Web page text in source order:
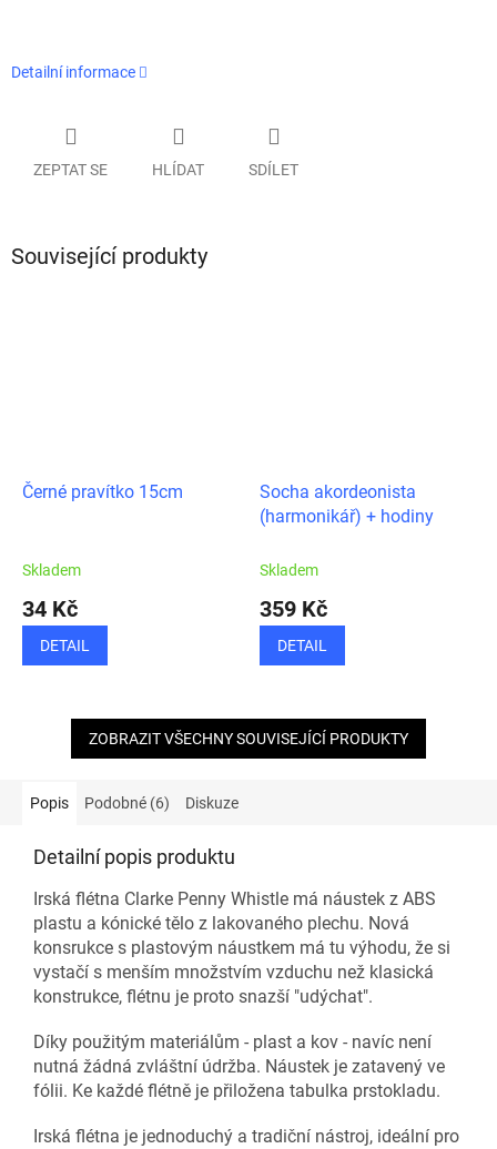
Detailní informace
ZEPTAT SE HLÍDAT SDÍLET
Související produkty
Černé pravítko 15cm
Skladem
34 Kč
DETAIL
Socha akordeonista
(harmonikář) + hodiny
Skladem
359 Kč
DETAIL
ZOBRAZIT VŠECHNY SOUVISEJÍCÍ PRODUKTY
Popis Podobné (6) Diskuze
Detailní popis produktu
Irská flétna Clarke Penny Whistle má náustek z ABS
plastu a kónické tělo z lakovaného plechu. Nová
konsrukce s plastovým náustkem má tu výhodu, že si
vystačí s menším množstvím vzduchu než klasická
konstrukce, flétnu je proto snazší "udýchat".
Díky použitým materiálům - plast a kov - navíc není
nutná žádná zvláštní údržba. Náustek je zatavený ve
fólii. Ke každé flétně je přiložena tabulka prstokladu.
Irská flétna je jednoduchý a tradiční nástroj, ideální pro